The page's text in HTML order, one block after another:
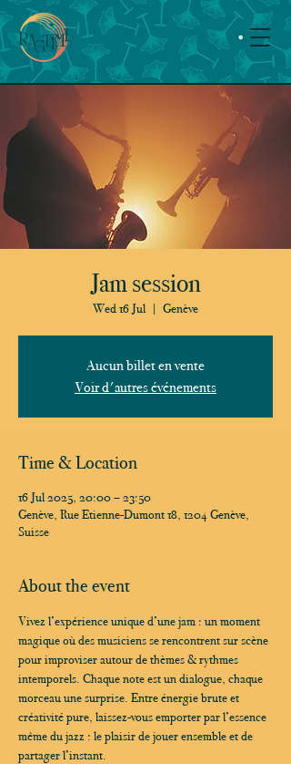
Jam session
Wed 16 Jul
  |
Genève
Aucun billet en vente
Voir d'autres événements
Time & Location
16 Jul 2025, 20:00 – 23:50
Genève, Rue Etienne-Dumont 18, 1204 Genève,
Suisse
About the event
Vivez l’expérience unique d’une jam : un moment
magique où des musiciens se rencontrent sur scène
pour improviser autour de thèmes & rythmes
intemporels. Chaque note est un dialogue, chaque
morceau une surprise. Entre énergie brute et
créativité pure, laissez-vous emporter par l’essence
même du jazz : le plaisir de jouer ensemble et de
partager l’instant.